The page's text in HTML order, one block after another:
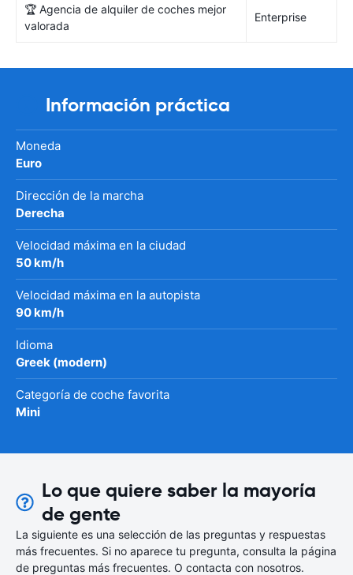
🏆 Agencia de alquiler de coches mejor
valorada
Enterprise
Información práctica
Moneda
Euro
Dirección de la marcha
Derecha
Velocidad máxima en la ciudad
50 km/h
Velocidad máxima en la autopista
90 km/h
Idioma
Greek (modern)
Categoría de coche favorita
Mini
Lo que quiere saber la mayoría
de gente
La siguiente es una selección de las preguntas y respuestas
más frecuentes. Si no aparece tu pregunta, consulta la página
de preguntas más frecuentes. O contacta con nosotros.